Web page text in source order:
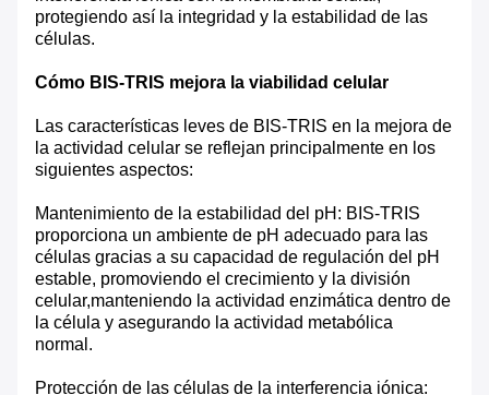
protegiendo así la integridad y la estabilidad de las
células.
Cómo BIS-TRIS mejora la viabilidad celular
Las características leves de BIS-TRIS en la mejora de
la actividad celular se reflejan principalmente en los
siguientes aspectos:
Mantenimiento de la estabilidad del pH: BIS-TRIS
proporciona un ambiente de pH adecuado para las
células gracias a su capacidad de regulación del pH
estable, promoviendo el crecimiento y la división
celular,manteniendo la actividad enzimática dentro de
la célula y asegurando la actividad metabólica
normal.
Protección de las células de la interferencia iónica: